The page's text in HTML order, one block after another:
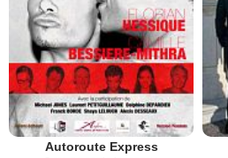
Autoroute Express